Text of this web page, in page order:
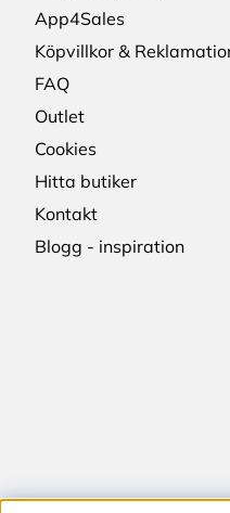
App4Sales
Köpvillkor &
FAQ
Outlet
Cookies
Hitta butiker
Kontakt
Blogg - inspiration